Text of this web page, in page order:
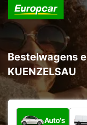
Bestelwagens
KUENZELSAU
Welk type
Auto's